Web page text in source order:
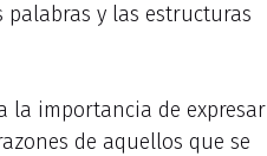
y las estructuras
la importancia de expresar
de aquellos que se